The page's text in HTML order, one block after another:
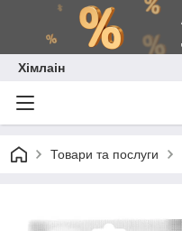
Хімлаін
Товари та послуги